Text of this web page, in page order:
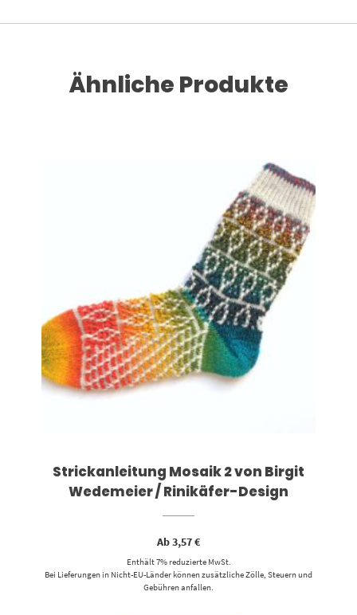
Ähnliche Produkte
Strickanleitung Mosaik 2 von Birgit
Wedemeier / Rinikäfer-Design
Ab3,57€
Enthält 7% reduzierte MwSt.
Bei Lieferungen in Nicht-EU-Länder können zusätzliche Zölle, Steuern und
Gebühren anfallen.